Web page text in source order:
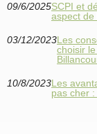
09/6/2025SCPI et
aspect de
03/12/2023Les
choisir
10/8/2023Les
pas cher